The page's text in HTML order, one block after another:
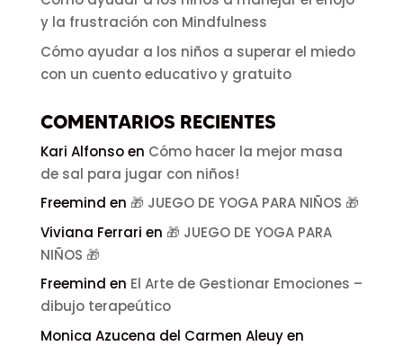
y la frustración con Mindfulness
Cómo ayudar a los niños a superar el miedo
con un cuento educativo y gratuito
COMENTARIOS RECIENTES
Kari Alfonsoen Cómo hacer la mejor masa
de sal para jugar con niños!
Freemind en 🎁 JUEGO DE YOGA PARA NIÑOS 🎁
Viviana Ferrari en 🎁 JUEGO DE YOGA PARA
NIÑOS 🎁
Freemind en El Arte de Gestionar Emociones –
dibujo terapeútico
Monica Azucena del Carmen Aleuyen